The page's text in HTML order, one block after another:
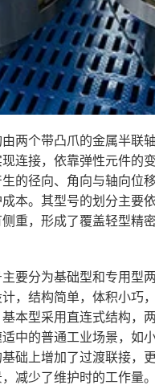
两个带凸爪的金属半联
连接，依靠弹性元件的
的径向、角向与轴向位
本。其型号的划分主要
重，形成了覆盖轻型精
主要分为基础型和专用型
，结构简单，体积小巧
本型采用直连式结构，
中的普通工业场景，如
础上增加了过渡联接，
减少了维护时的工作量